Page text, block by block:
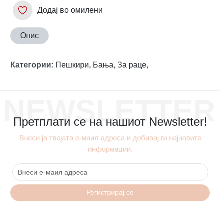
Додај во омилени
Опис
Категории: Пешкири, Бања, За раце,
NEWSLETTER
Претплати се на нашиот Newsletter!
Внеси ја твојата е-маил адреса и добивај ги најновите
информации.
Регистрирај се